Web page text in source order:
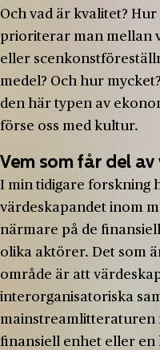
Och vad är kvalitet?
prioriterar man mellan
eller
medel? Och hur
den här typen av
förse oss med kultur.
Vem som får del av
I min tidigare forskning
värdeskapandet inom
närmare på de
olika aktörer. Det som
område är att
interorganisatoriska
mainstreamlitteraturen
finansiell enhet eller